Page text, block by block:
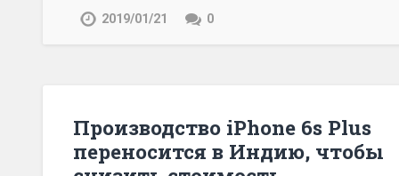
2019/01/21 0
Производство iPhone 6s Plus
переносится в Индию, чтобы